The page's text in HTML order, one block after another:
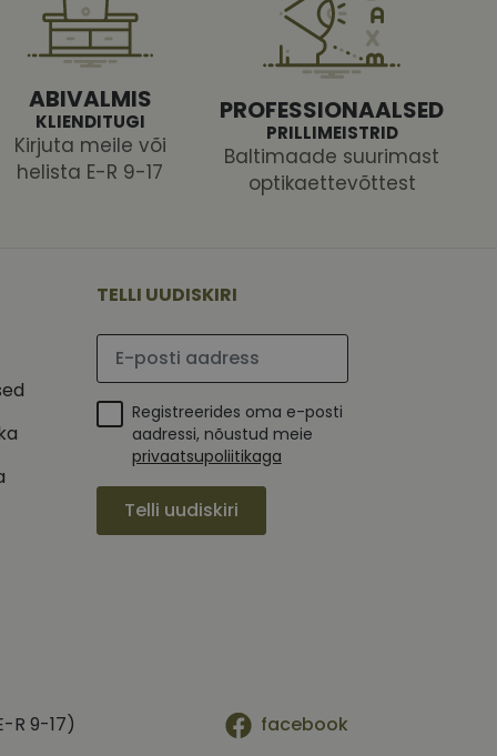
ABIVALMIS
KLIENDITUGI
Kirjuta meile või
helista E-R 9-17
PROFESSIONAALSED
PRILLIMEISTRID
Baltimaade suurimast
optikaettevõttest
TELLI UUDISKIRI
Palun sisesta e-posti aadress
Registreerides oma e-posti
aadressi, nõustud meie
privaatsupoliitikaga
Telli uudiskiri
R 9-17) facebook
küpsiste
selleks, et Cookie-
See on
eest
kasutajate
genereeritud
andmete
aadressi
teha kindlaks,
näiteks reaalajas